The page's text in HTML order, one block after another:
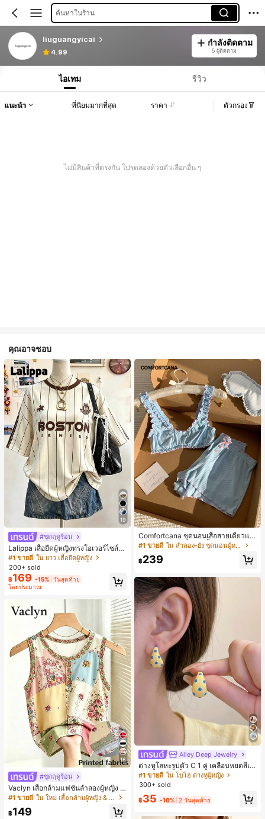
ค้นหาในร้าน
liuguangyicai
4.99
กำลังติดตาม
5 ผู้ติดตาม
ไอเทม รีวิว
แนะนำ ที่นิยมมากที่สุด ราคา ตัวกรอง
ไม่มีสินค้าที่ตรงกัน โปรดลองด้วยตัวเลือกอื่น ๆ
คุณอาจชอบ
19
#ชุดฤดูร้อน
Lalippa เสื้อยืดผู้หญิงทรงโอเวอร์ไซส์ค
วามยาวกลาง คอกลม ไหล่ตก ลายพิมพ์
ตัวอักษรและลายทางแนวตั้ง สไตล์แฟชั่
นมินิมอล ของขวัญให้เพื่อน
#1 ขายดี ใน ยาว เสื้อยืดผู้หญิง
200+ sold
฿169 -15% วันสุดท้าย
โดยประมาณ
16
#ชุดฤดูร้อน
Vaclyn เสื้อกล้ามแฟชั่นลำลองผู้หญิง ล
ายแพตช์เวิร์ก แขนกุด คอกลม ติดกระดุ
#1 ขายดี ใน ใหม่ เสื้อกล้ามผู้หญิง & Camis
฿149
Comfortcana ชุดนอนเสื้อสายเดี่ยวแต่
งระบายและกางเกงขาสั้นสำหรับผู้หญิง
#1 ขายดี ใน ลำลอง-ยัง ชุดนอนผู้หญิง
฿239
Alley Deep Jewelry
ต่างหูโลหะรูปตัว C 1 คู่ เคลือบหยดสีเห
ลือง ลายจุดสีน้ำเงิน สไตล์ยุโรปและอเม
ริกัน แฟชั่นส่วนตัว หวานและสง่างาม
ดินทาง งานแต่งงาน ปาร์ตี้ วันเกิด ของ
#1 ขายดี ใน โบโฮ ต่างหูผู้หญิง
ลูกค้ากลับมาซื้อซ้ำ!
#1 ขายดี ใน โบโฮ ต่างหูผู้หญิง
ลูกค้ากลับมาซื้อซ้ำ!
#1 ขายดี ใน โบโฮ ต่างหูผู้หญิง
ลูกค้ากลับมาซื้อซ้ำ!
#1 ขายดี
ใน โบโฮ ต่างหูผู้หญิง
300+ sold
฿35 -10% 2 วันสุดท้าย